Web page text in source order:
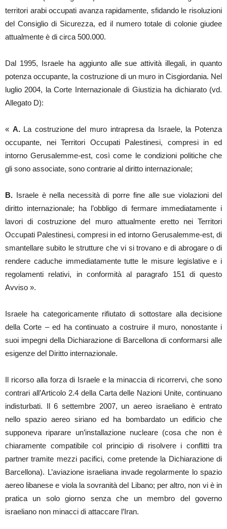
territori arabi occupati avanza rapidamente, sfidando le risoluzioni
del Consiglio di Sicurezza, ed il numero totale di colonie giudee
attualmente è di circa 500.000.
Dal 1995, Israele ha aggiunto alle sue attività illegali, in quanto
potenza occupante, la costruzione di un muro in Cisgiordania. Nel
luglio 2004, la Corte Internazionale di Giustizia ha dichiarato (vd.
Allegato D):
« A.La costruzione del muro intrapresa da Israele, la Potenza
occupante, nei Territori Occupati Palestinesi, compresi in ed
intorno Gerusalemme-est, così come le condizioni politiche che
gli sono associate, sono contrarie al diritto internazionale;
B. Israele è nella necessità di porre fine alle sue violazioni del
diritto internazionale; ha l’obbligo di fermare immediatamente i
lavori di costruzione del muro attualmente eretto nei Territori
Occupati Palestinesi, compresi in ed intorno Gerusalemme-est, di
smantellare subito le strutture che vi si trovano e di abrogare o di
rendere caduche immediatamente tutte le misure legislative e i
regolamenti relativi, in conformità al paragrafo 151 di questo
Avviso ».
Israele ha categoricamente rifiutato di sottostare alla decisione
della Corte – ed ha continuato a costruire il muro, nonostante i
suoi impegni della Dichiarazione di Barcellona di conformarsi alle
esigenze del Diritto internazionale.
Il ricorso alla forza di Israele e la minaccia di ricorrervi, che sono
contrari all’Articolo 2.4 della Carta delle Nazioni Unite, continuano
indisturbati. Il 6 settembre 2007, un aereo israeliano è entrato
nello spazio aereo siriano ed ha bombardato un edificio che
supponeva riparare un’installazione nucleare (cosa che non è
chiaramente compatibile col principio di risolvere i conflitti tra
partner tramite mezzi pacifici, come pretende la Dichiarazione di
Barcellona). L’aviazione israeliana invade regolarmente lo spazio
aereo libanese e viola la sovranità del Libano; per altro, non vi è in
pratica un solo giorno senza che un membro del governo
israeliano non minacci di attaccare l’Iran.